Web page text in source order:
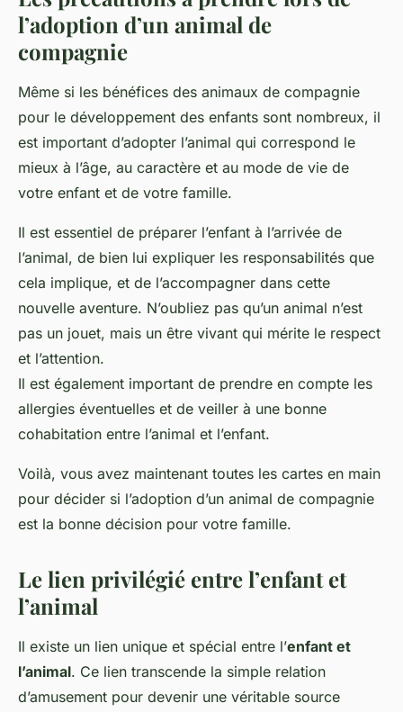
l’adoption d’un animal de
compagnie
Même si les bénéfices des animaux de compagnie
pour le développement des enfants sont nombreux, il
est important d’adopter l’animal qui correspond le
mieux à l’âge, au caractère et au mode de vie de
votre enfant et de votre famille.
Il est essentiel de préparer l’enfant à l’arrivée de
l’animal, de bien lui expliquer les responsabilités que
cela implique, et de l’accompagner dans cette
nouvelle aventure. N’oubliez pas qu’un animal n’est
pas un jouet, mais un être vivant qui mérite le respect
et l’attention.
Il est également important de prendre en compte les
allergies éventuelles et de veiller à une bonne
cohabitation entre l’animal et l’enfant.
Voilà, vous avez maintenant toutes les cartes en main
pour décider si l’adoption d’un animal de compagnie
est la bonne décision pour votre famille.
Le lien privilégié entre l’enfant et
l’animal
Il existe un lien unique et spécial entre l’enfant et
l’animal. Ce lien transcende la simple relation
d’amusement pour devenir une véritable source